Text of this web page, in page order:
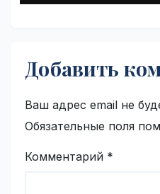
Добавить
Ваш адрес email не
Обязательные поля
Комментарий *